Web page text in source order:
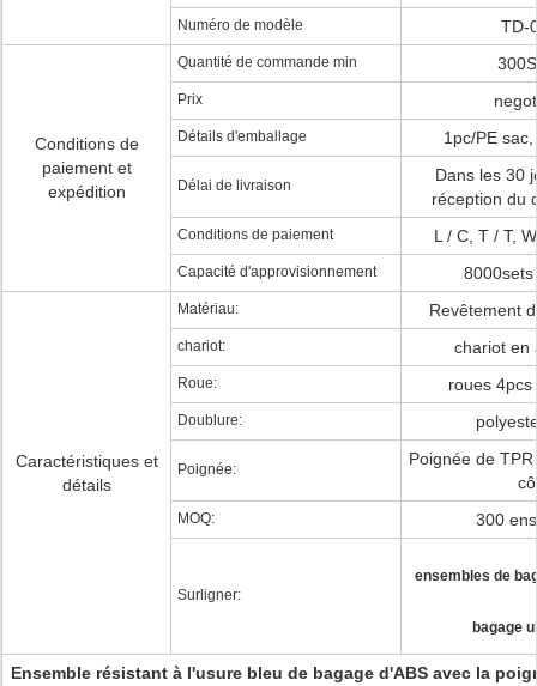
Numéro de modèle TD-
Conditions de
paiement et
expédition
Quantité de commande min
Prix
Détails d'emballage 1pc/PE
Délai de livraison
Dans les 30
réception du
Conditions de paiement L / C, T / T,
Capacité d'approvisionnement
Caractéristiques et
détails
Matériau: Revêtement
chariot: chariot en
Roue: roues
Doublure:
Poignée:
Poignée de
MOQ: 300
Surligner:
ensembles de
bagage
Ensemble résistant à l'usure bleu de bagage d'ABS avec la